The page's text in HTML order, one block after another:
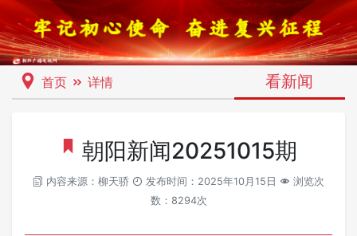
首页 详情 看新闻
朝阳新闻20251015期
内容来源：柳天骄 发布时间：2025年10月15日
浏览次
数：8294次